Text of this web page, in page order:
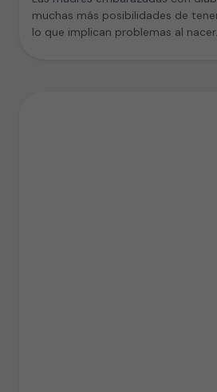
muchas más posibilidades de
lo que implican problemas al nacer.